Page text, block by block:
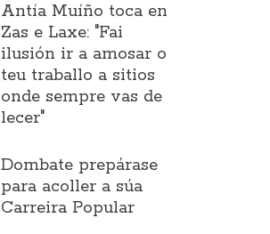
Antía Muíño toca en
Zas e Laxe: "Fai
ilusión ir a amosar o
teu traballo a sitios
onde sempre vas de
lecer"
Dombate prepárase
para acoller a súa
Carreira Popular